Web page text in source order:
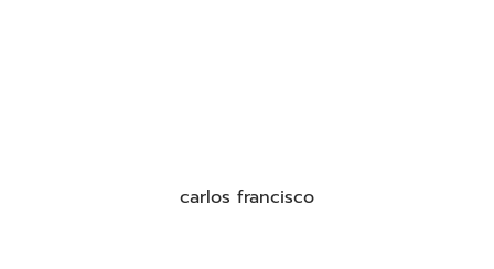
carlos francisco